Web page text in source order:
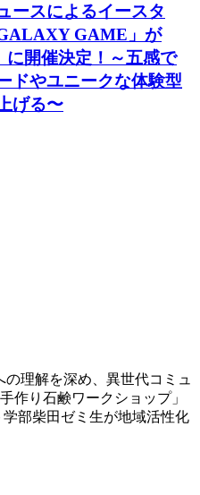
ースによるイースタ
GAME」が
に開催決定！～五感で
ドやユニークな体験型
げる〜
の理解を深め、異世代コミュ
作り石鹸ワークショップ」
部柴田ゼミ生が地域活性化